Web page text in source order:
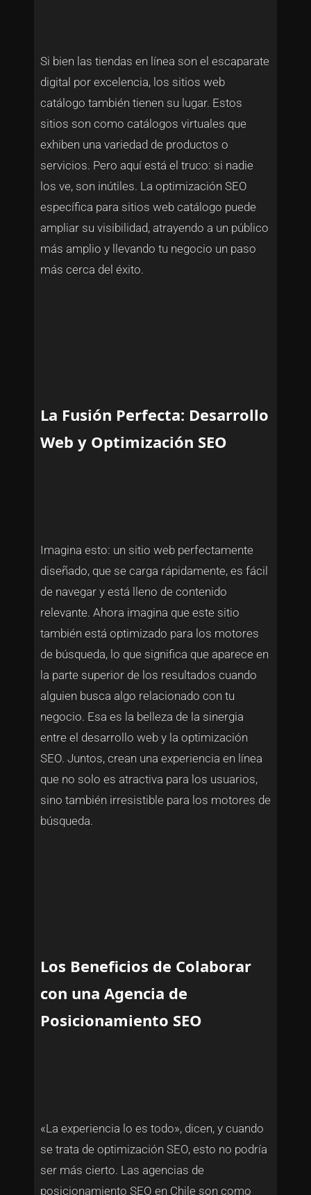
Si bien las tiendas en línea son el escaparate
digital por excelencia, los sitios web
catálogo también tienen su lugar. Estos
sitios son como catálogos virtuales que
exhiben una variedad de productos o
servicios. Pero aquí está el truco: si nadie
los ve, son inútiles. La optimización SEO
específica para sitios web catálogo puede
ampliar su visibilidad, atrayendo a un público
más amplio y llevando tu negocio un paso
más cerca del éxito.
La Fusión Perfecta: Desarrollo
Web y Optimización SEO
Imagina esto: un sitio web perfectamente
diseñado, que se carga rápidamente, es fácil
de navegar y está lleno de contenido
relevante. Ahora imagina que este sitio
también está optimizado para los motores
de búsqueda, lo que significa que aparece en
la parte superior de los resultados cuando
alguien busca algo relacionado con tu
negocio. Esa es la belleza de la sinergia
entre el desarrollo web y la optimización
SEO. Juntos, crean una experiencia en línea
que no solo es atractiva para los usuarios,
sino también irresistible para los motores de
búsqueda.
Los Beneficios de Colaborar
con una Agencia de
Posicionamiento SEO
«La experiencia lo es todo», dicen, y cuando
se trata de optimización SEO, esto no podría
ser más cierto. Las agencias de
posicionamiento SEO en Chile son como